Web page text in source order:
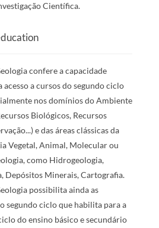
Científica.
confere a capacidade
a cursos do segundo ciclo
nos domínios do Ambiente
Biológicos, Recursos
e das áreas clássicas da
Vegetal, Animal, Molecular ou
como Hidrogeologia,
Depósitos Minerais, Cartografia.
possibilita ainda as
segundo ciclo que habilita para a
do ensino básico e secundário